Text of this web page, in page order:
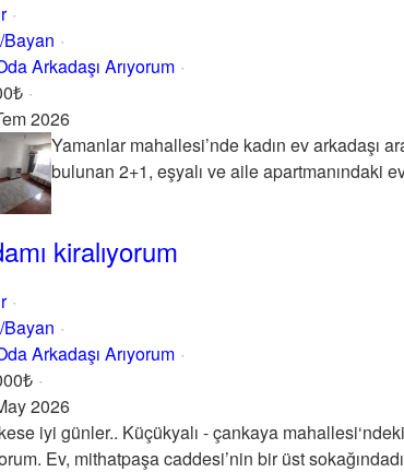
Bayan
Arkadaşı Arıyorum
2026
Yamanlar mahallesi’nde kadın ev arkadaşı
bulunan 2+1, eşyalı ve aile apartmanındaki
kiralıyorum
Bayan
Arkadaşı Arıyorum
2026
iyi günler.. Küçükyalı - çankaya
Ev, mithatpaşa caddesi’nin bir üst